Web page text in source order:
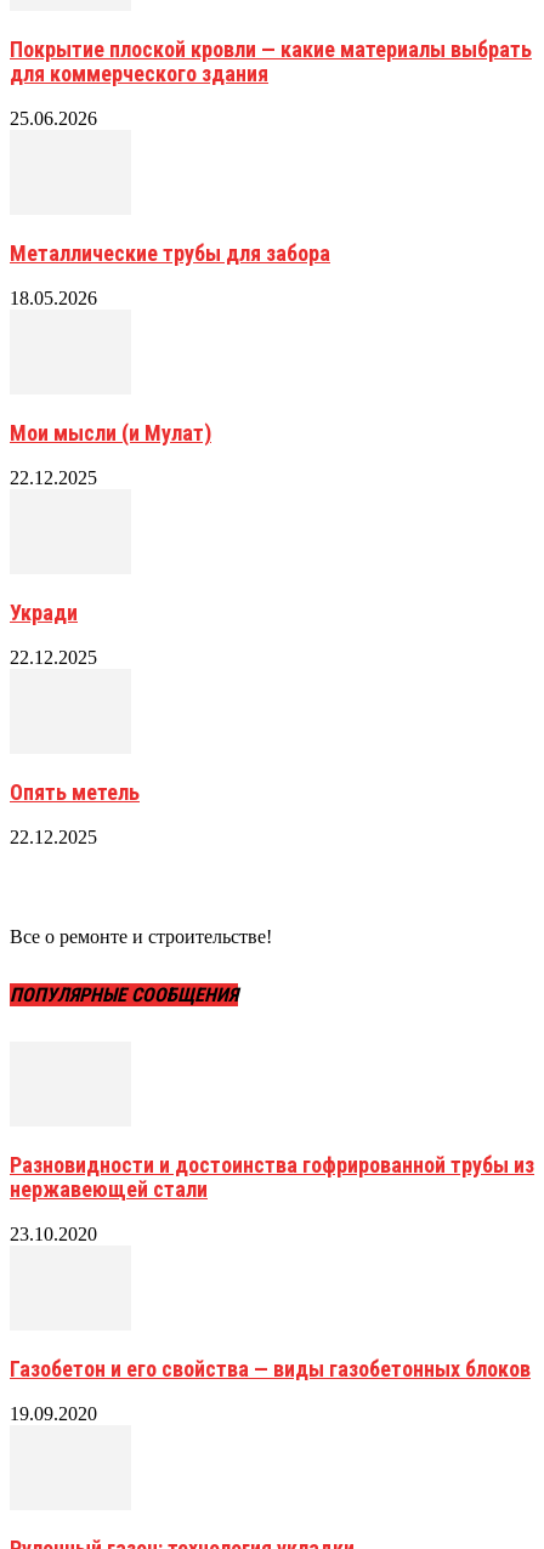
Покрытие плоской кровли — какие материалы выбрать
для коммерческого здания
25.06.2026
Металлические трубы для забора
18.05.2026
Мои мысли (и Мулат)
22.12.2025
Укради
22.12.2025
Опять метель
22.12.2025
Все о ремонте и строительстве!
ПОПУЛЯРНЫЕ СООБЩЕНИЯ
Разновидности и достоинства гофрированной трубы из
нержавеющей стали
23.10.2020
Газобетон и его свойства — виды газобетонных блоков
19.09.2020